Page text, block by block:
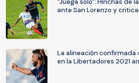
"Juega solo": Hinchas de
ante San Lorenzo y
La alineación confirmada
en la Libertadores 2021